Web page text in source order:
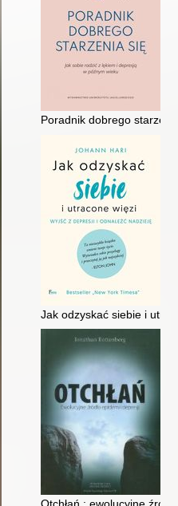
Poradnik dobrego
Jak odzyskać siebie i
Otchłań : ewolucyjne